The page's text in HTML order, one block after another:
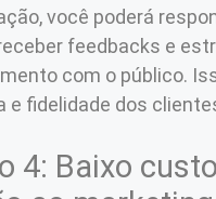
você poderá
feedbacks e
com o público.
e fidelidade dos
4: Baixo